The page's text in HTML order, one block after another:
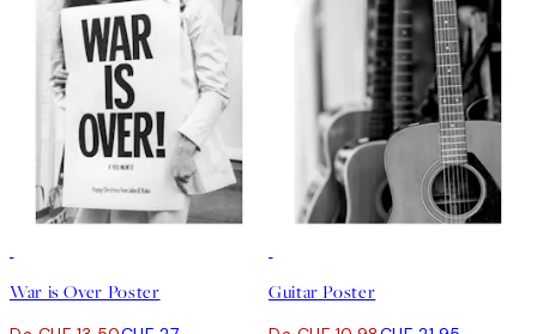
War is Over Poster Guitar Poster